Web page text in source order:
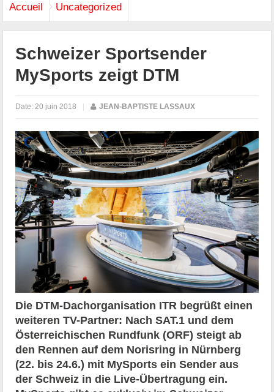
Accueil Uncategorized
Schweizer Sportsender
MySports zeigt DTM
Date: 20 juin 2018 | JEAN-BAPTISTE LASSAUX
Die DTM-Dachorganisation ITR begrüßt einen
weiteren TV-Partner: Nach SAT.1 und dem
Österreichischen Rundfunk (ORF) steigt ab
den Rennen auf dem Norisring in Nürnberg
(22. bis 24.6.) mit MySports ein Sender aus
der Schweiz in die Live-Übertragung ein.